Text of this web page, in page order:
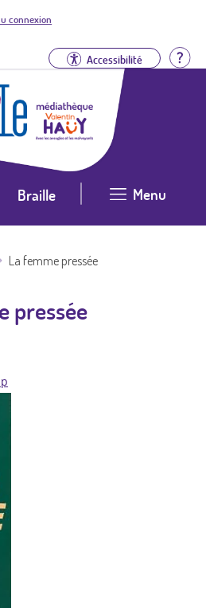
connexion
Accessibilité
Braille Menu
La femme pressée
pressée